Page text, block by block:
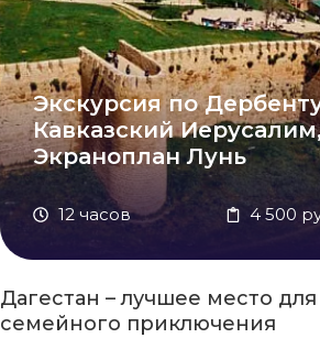
Экскурсия по
Кавказский
Экраноплан Лунь
12 часов 4 500
Дагестан – лучшее место
семейного приключения